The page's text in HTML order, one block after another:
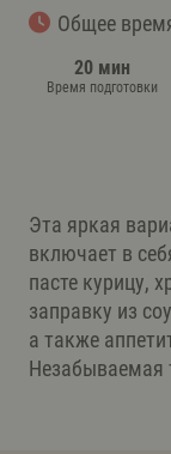
Общее
20 мин
Время подготовки
Эта яркая
включает в
пасте курицу,
заправку из
а также
Незабываемая